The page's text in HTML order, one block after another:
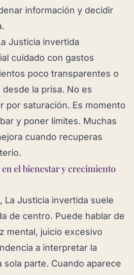
información y decidir
Justicia invertida
cuidado con gastos
poco transparentes o
la prisa. No es
por saturación. Es momento
y poner límites. Muchas
cuando recuperas
el bienestar y crecimiento
La Justicia invertida suele
de centro. Puede hablar de
mental, juicio excesivo
a interpretar la
sola parte. Cuando aparece